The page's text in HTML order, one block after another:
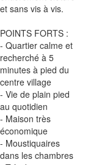
et sans vis à vis.
POINTS FORTS :
- Quartier calme et
recherché à 5
minutes à pied du
centre village
- Vie de plain pied
au quotidien
- Maison très
économique
- Moustiquaires
dans les chambres